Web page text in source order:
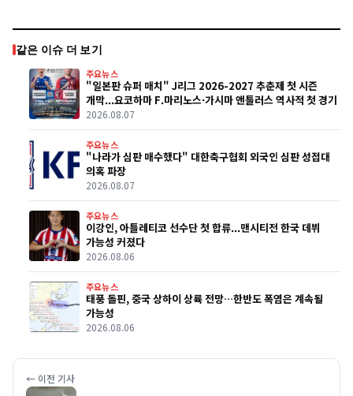
같은 이슈 더 보기
주요뉴스
"일본판 슈퍼 매치" J리그 2026-2027 추춘제 첫 시즌
개막...요코하마 F.마리노스·가시마 앤틀러스 역사적 첫 경기
2026.08.07
주요뉴스
"나라가 심판 매수했다" 대한축구협회 외국인 심판 성접대
의혹 파장
2026.08.07
주요뉴스
이강인, 아틀레티코 선수단 첫 합류...맨시티전 한국 데뷔
가능성 커졌다
2026.08.06
주요뉴스
태풍 돌핀, 중국 상하이 상륙 전망…한반도 폭염은 계속될
가능성
2026.08.06
← 이전 기사